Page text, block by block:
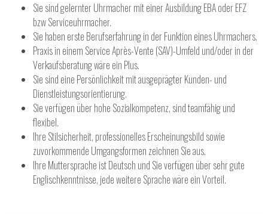
Sie sind gelernter Uhrmacher mit einer Ausbildung EBA oder EFZ
bzw Serviceuhrmacher.
Sie haben erste Berufserfahrung in der Funktion eines Uhrmachers.
Praxis in einem Service Après-Vente (SAV)-Umfeld und/oder in der
Verkaufsberatung wäre ein Plus.
Sie sind eine Persönlichkeit mit ausgeprägter Kunden- und
Dienstleistungsorientierung.
Sie verfügen über hohe Sozialkompetenz, sind teamfähig und
flexibel.
Ihre Stilsicherheit, professionelles Erscheinungsbild sowie
zuvorkommende Umgangsformen zeichnen Sie aus.
Ihre Muttersprache ist Deutsch und Sie verfügen über sehr gute
Englischkenntnisse, jede weitere Sprache wäre ein Vorteil.